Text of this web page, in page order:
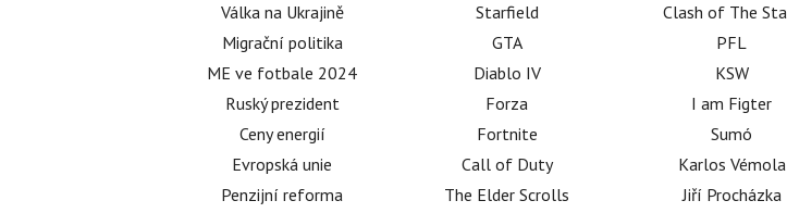
Válka na Ukrajině
Migrační politika
ME ve fotbale 2024
Ruský prezident
Ceny energií
Evropská unie
Penzijní reforma
Starfield
GTA
Diablo IV
Forza
Fortnite
Call of Duty
The Elder Scrolls
Clash of The
PFL
KSW
I am Figter
Sumó
Karlos Vémola
Jiří Procházka